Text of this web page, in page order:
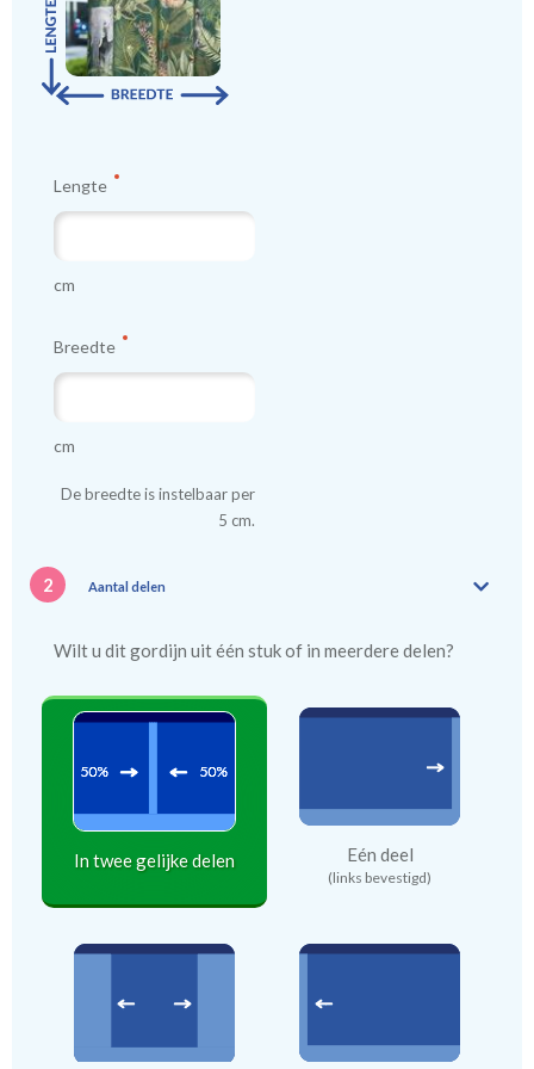
worden gemaakt.
Laat voor aangename verduistering en isolatie de
kindergordijnen voeren: een verschil van dag en nacht!
Lengte
cm
Breedte
cm
De breedte is instelbaar per
5 cm.
2 Aantal delen
Wilt u dit gordijn uit één stuk of in meerdere delen?
In twee gelijke delen Eén deel
(links bevestigd)